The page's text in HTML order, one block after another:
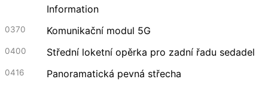
Information
0370 Komunikační modul 5G
0400 Střední loketní opěrka pro zadní řadu sedadel
0416 Panoramatická pevná střecha